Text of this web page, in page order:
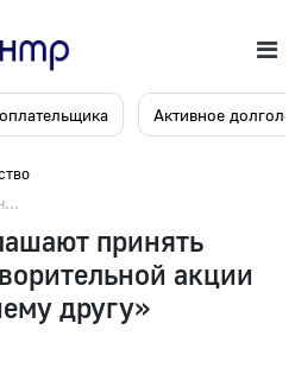
Активное
принять
акции
другу»